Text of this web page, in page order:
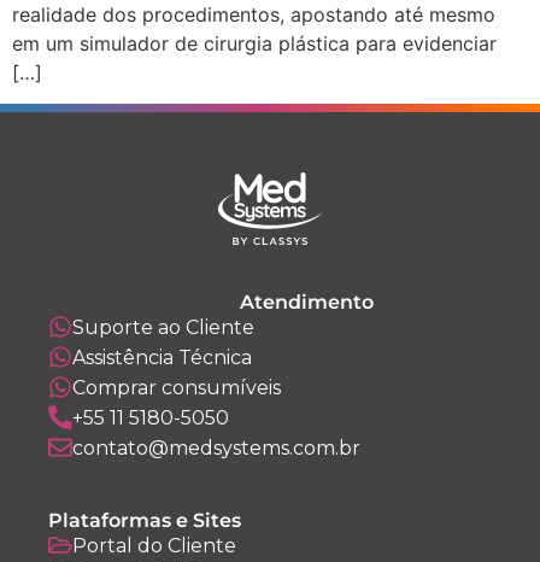
realidade dos procedimentos, apostando até mesmo
em um simulador de cirurgia plástica para evidenciar
[…]
Atendimento
Suporte ao Cliente
Assistência Técnica
Comprar consumíveis
+55 11 5180-5050
contato@medsystems.com.br
Plataformas e Sites
Portal do Cliente